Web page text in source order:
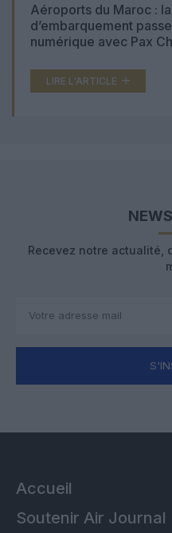
Aéroports du Maroc :
d’embarquement
numérique avec Pax
LIRE L'ARTICLE
Recevez notre actualité,
Accueil
Soutenir Air Journal